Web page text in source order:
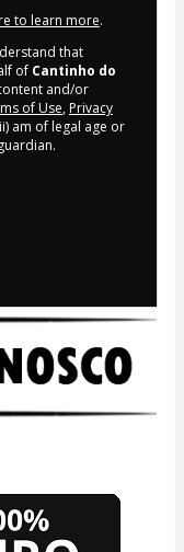
to learn more.
that
of Cantinho do
and/or
of Use, Privacy
am of legal age or